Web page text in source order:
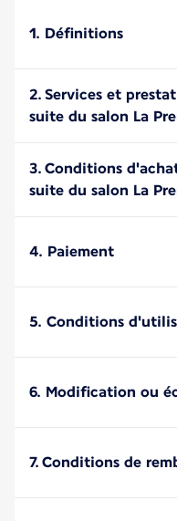
1. Définitions
2. Services et
suite du salon La
3. Conditions
suite du salon La
4. Paiement
5. Conditions
6. Modification ou
7. Conditions de